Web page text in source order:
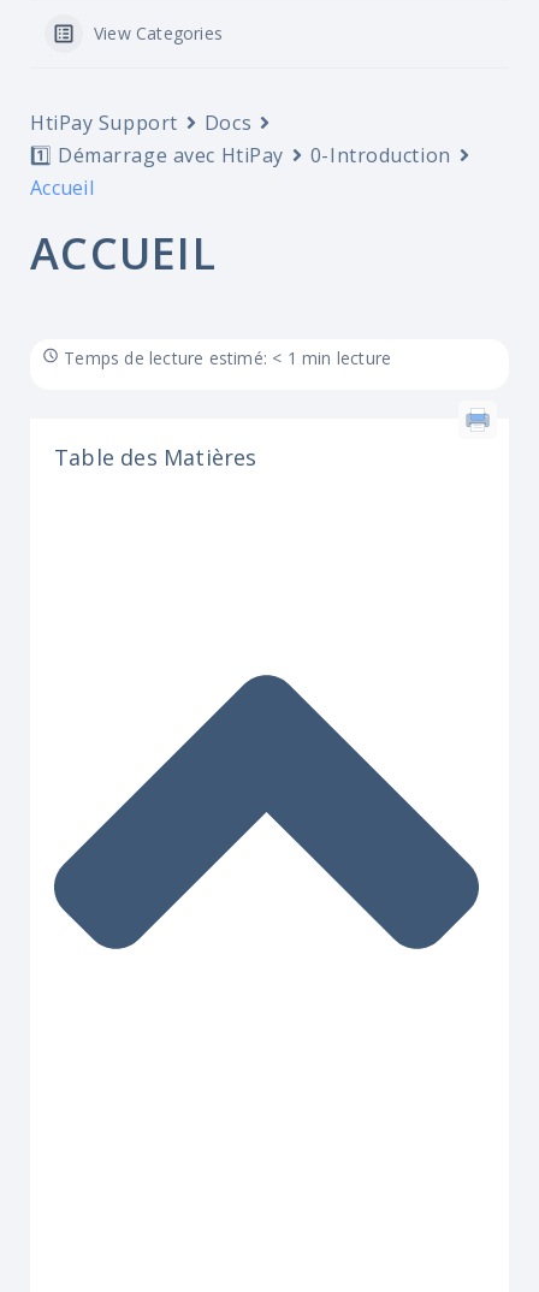
View Categories
HtiPay Support
Docs
1️⃣ Démarrage avec HtiPay
0-Introduction
Accueil
ACCUEIL
Temps de lecture estimé: < 1 min lecture
Table des Matières